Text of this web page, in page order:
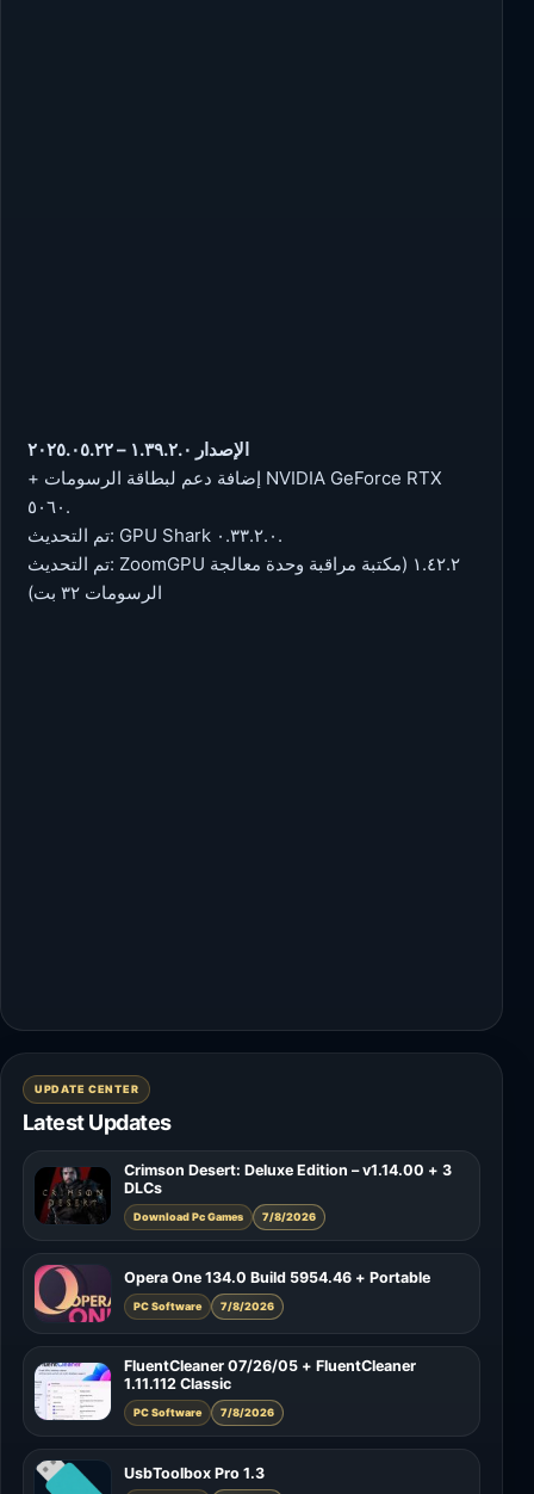
الإصدار ١.٣٩.٢.٠ – ٢٠٢٥.٠٥.٢٢
+ إضافة دعم لبطاقة الرسومات NVIDIA GeForce RTX
٥٠٦٠.
تم التحديث: GPU Shark ٠.٣٣.٢.٠.
تم التحديث: ZoomGPU ١.٤٢.٢ (مكتبة مراقبة وحدة معالجة
الرسومات ٣٢ بت)
UPDATE CENTER
Latest Updates
Crimson Desert: Deluxe Edition – v1.14.00 + 3
DLCs
Download Pc Games 7/8/2026
Opera One 134.0 Build 5954.46 + Portable
PC Software 7/8/2026
FluentCleaner 07/26/05 + FluentCleaner
1.11.112 Classic
PC Software 7/8/2026
UsbToolbox Pro 1.3